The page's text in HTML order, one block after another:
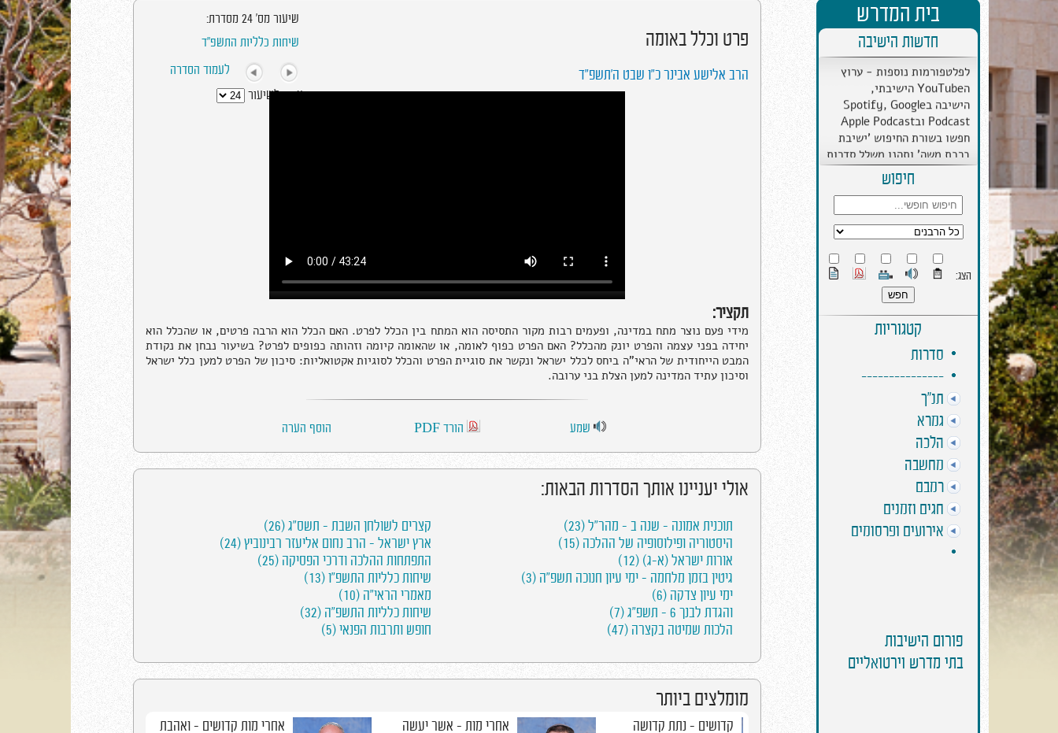
בית המדרש
חדשות הישיבה
ב''ה הישיבה התרחבה
לפלטפורמות נוספות - ערוץ
הYouTube הישיבתי,
הישיבה בSpotify, Google
Podcast ובApple Podcast
חפשו בשורת החיפוש 'ישיבת
ברכת משה' ותהנו משלל סדרות
מבית הישיבה.
חיפוש
הצג:
קטגוריות
סדרות
---------------
תנ"ך
גמרא
הלכה
מחשבה
רמבם
חגים וזמנים
אירועים ופרסומים
פורום הישיבות
בתי מדרש וירטואליים
שיעור מס' 24 מסדרת:
שיחות כלליות התשפ"ד
לעמוד הסדרה
עבור לשיעור
פרט וכלל באומה
הרב אלישע אבינר כ״ו שבט ה׳תשפ״ד
תקציר:
מידי פעם נוצר מתח במדינה, ופעמים רבות מקור התסיסה הוא המתח בין הכלל לפרט. האם הכלל הוא הרבה פרטים, או שהכלל הוא
יחידה בפני עצמה והפרט יונק מהכלל? האם הפרט כפוף לאומה, או שהאומה קיומה וזהותה כפופים לפרט? בשיעור נבחן את נקודת
המבט הייחודית של הראי"ה ביחס לכלל ישראל ונקשר את סוגיית הפרט והכלל לסוגיות אקטואליות: סיכון של הפרט למען כלל ישראל
וסיכון עתיד המדינה למען הצלת בני ערובה.
שמע הורד PDF הוסף הערה
אולי יעניינו אותך הסדרות הבאות:
תוכנית אמונה - שנה ב - מהר"ל (23)
היסטוריה ופילוסופיה של ההלכה (15)
אורות ישראל (א-ג) (12)
גיטין בזמן מלחמה - ימי עיון חנוכה תשפ"ה (3)
ימי עיון צדקה (6)
והגדת לבנך 6 - תשפ"ג (7)
הלכות שמיטה בקצרה (47)
קצרים לשולחן השבת - תשס"ג (26)
ארץ ישראל - הרב נחום אליעזר רבינוביץ (24)
התפתחות ההלכה ודרכי הפסיקה (25)
שיחות כלליות התשפ"ו (13)
מאמרי הראי"ה (10)
שיחות כלליות התשפ"ה (32)
חופש ותרבות הפנאי (5)
מומלצים ביותר
אחרי מות קדושים - ואהבת אחרי מות - אשר יעשה קדושים - נתת קדושה